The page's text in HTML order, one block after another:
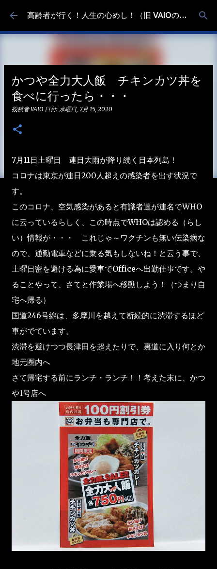
スキップしてメイン コンテンツに移動 高齢者が行く！人生の心めし！（旧 VAIOの食べ歩き）
かつや全力大人飯 チキンカツ丼を
食べに行ったら・・・
投稿者VAIO 日付: 水曜日, 7月 15, 2020
7月11日土曜日 連日大雨が降り続く日本列島！
コロナは東京が連日200人超えの感染者を出す状況で
す。
このコロナ、空気感染があると有識者達が連名でWHO
に云っているらしく、この時点でWHOは認める（らし
い）情報が・・・ これじゃ～ワクチンも無い伝染病な
ので、通勤電車などに乗る気もしないね！と云う事で、
土曜日密を避ける為に愛車でOfficeへ出勤仕事です。や
ることやって、さてと作業場へ移動しよう！（つまり自
宅へ帰る）
国道246号線は、多摩川を越えて断続的に渋滞するほど
車がでています。
渋滞を避けつつ長津田を超えたりで、裏道に入り何とか
地元圈内へ
さて帰宅する前にランチ・ランチ！！考えた末に、かつ
や1号店へ